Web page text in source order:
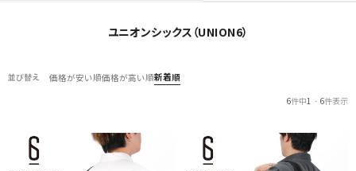
ユニオンシックス（UNION6）
並び替え 価格が安い順価格が高い順新着順
6件中1 - 6件表示